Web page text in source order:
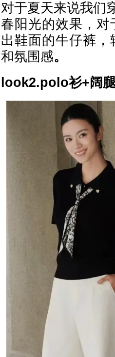
对于夏天来说我们
春阳光的效果，
出鞋面的牛仔裤
和氛围感。
look2.polo衫+阔